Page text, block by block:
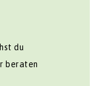
du
beraten